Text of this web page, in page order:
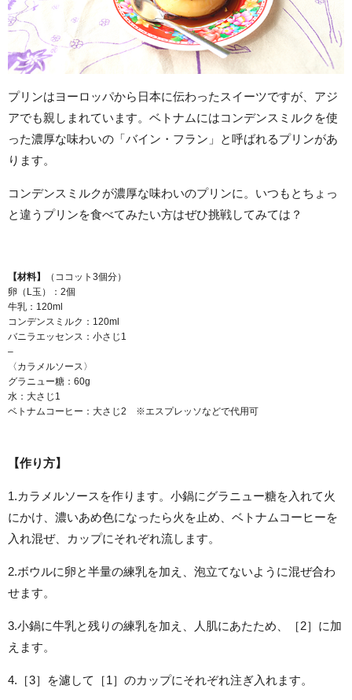
プリンはヨーロッパから日本に伝わったスイーツですが、アジ
アでも親しまれています。ベトナムにはコンデンスミルクを使
った濃厚な味わいの「バイン・フラン」と呼ばれるプリンがあ
ります。
コンデンスミルクが濃厚な味わいのプリンに。いつもとちょっ
と違うプリンを食べてみたい方はぜひ挑戦してみては？
【材料】
（ココット3個分）
卵（L玉）：2個
牛乳：120ml
コンデンスミルク：120ml
バニラエッセンス：小さじ1
–
〈カラメルソース〉
グラニュー糖：60g
水：大さじ1
ベトナムコーヒー：大さじ2 ※エスプレッソなどで代用可
【作り方】
1.カラメルソースを作ります。小鍋にグラニュー糖を入れて火
にかけ、濃いあめ色になったら火を止め、ベトナムコーヒーを
入れ混ぜ、カップにそれぞれ流します。
2.ボウルに卵と半量の練乳を加え、泡立てないように混ぜ合わ
せます。
3.小鍋に牛乳と残りの練乳を加え、人肌にあたため、［2］に加
えます。
4.［3］を濾して［1］のカップにそれぞれ注ぎ入れます。